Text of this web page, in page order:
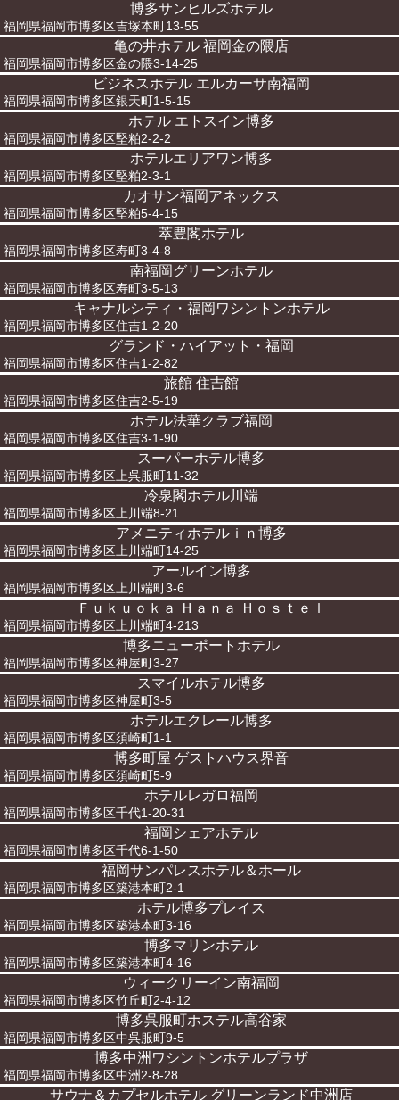
博多サンヒルズホテル
福岡県福岡市博多区吉塚本町13-55
亀の井ホテル 福岡金の隈店
福岡県福岡市博多区金の隈3-14-25
ビジネスホテル エルカーサ南福岡
福岡県福岡市博多区銀天町1-5-15
ホテル エトスイン博多
福岡県福岡市博多区堅粕2-2-2
ホテルエリアワン博多
福岡県福岡市博多区堅粕2-3-1
カオサン福岡アネックス
福岡県福岡市博多区堅粕5-4-15
萃豊閣ホテル
福岡県福岡市博多区寿町3-4-8
南福岡グリーンホテル
福岡県福岡市博多区寿町3-5-13
キャナルシティ・福岡ワシントンホテル
福岡県福岡市博多区住吉1-2-20
グランド・ハイアット・福岡
福岡県福岡市博多区住吉1-2-82
旅館 住吉館
福岡県福岡市博多区住吉2-5-19
ホテル法華クラブ福岡
福岡県福岡市博多区住吉3-1-90
スーパーホテル博多
福岡県福岡市博多区上呉服町11-32
冷泉閣ホテル川端
福岡県福岡市博多区上川端8-21
アメニティホテルｉｎ博多
福岡県福岡市博多区上川端町14-25
アールイン博多
福岡県福岡市博多区上川端町3-6
Ｆｕｋｕｏｋａ Ｈａｎａ Ｈｏｓｔｅｌ
福岡県福岡市博多区上川端町4-213
博多ニューポートホテル
福岡県福岡市博多区神屋町3-27
スマイルホテル博多
福岡県福岡市博多区神屋町3-5
ホテルエクレール博多
福岡県福岡市博多区須崎町1-1
博多町屋 ゲストハウス界音
福岡県福岡市博多区須崎町5-9
ホテルレガロ福岡
福岡県福岡市博多区千代1-20-31
福岡シェアホテル
福岡県福岡市博多区千代6-1-50
福岡サンパレスホテル＆ホール
福岡県福岡市博多区築港本町2-1
ホテル博多プレイス
福岡県福岡市博多区築港本町3-16
博多マリンホテル
福岡県福岡市博多区築港本町4-16
ウィークリーイン南福岡
福岡県福岡市博多区竹丘町2-4-12
博多呉服町ホステル高谷家
福岡県福岡市博多区中呉服町9-5
博多中洲ワシントンホテルプラザ
福岡県福岡市博多区中洲2-8-28
サウナ＆カプセルホテル グリーンランド中洲店